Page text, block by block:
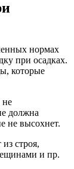
нормах
при осадках.
которые
не
должна
не высохнет.
строя,
и пр.